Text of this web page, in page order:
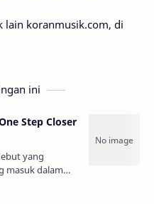
lain koranmusik.com, di
ini
Step Closer
yang
masuk dalam
Theory (2000).
kemarahan…